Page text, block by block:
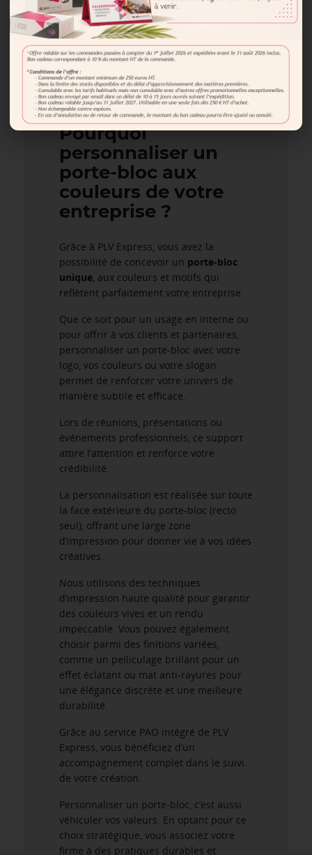
En effet, sa zone spacieuse transforme
ce support pratique en un véritable outil
de communication. Chaque porte-bloc
devient une vitrine mobile de votre
entreprise, permettant de véhiculer votre
message professionnel.
Pourquoi
personnaliser un
porte-bloc aux
couleurs de votre
entreprise ?
Grâce à PLV Express, vous avez la
possibilité de concevoir un porte-bloc
unique, aux couleurs et motifs qui
reflètent parfaitement votre entreprise.
Que ce soit pour un usage en interne ou
pour offrir à vos clients et partenaires,
personnaliser un porte-bloc avec votre
logo, vos couleurs ou votre slogan
permet de renforcer votre univers de
manière subtile et efficace.
Lors de réunions, présentations ou
événements professionnels, ce support
attire l’attention et renforce votre
crédibilité.
La personnalisation est réalisée sur toute
la face extérieure du porte-bloc (recto
seul), offrant une large zone
d’impression pour donner vie à vos idées
créatives.
Nous utilisons des techniques
d’impression haute qualité pour garantir
des couleurs vives et un rendu
impeccable. Vous pouvez également
choisir parmi des finitions variées,
comme un pelliculage brillant pour un
effet éclatant ou mat anti-rayures pour
une élégance discrète et une meilleure
durabilité.
Grâce au service PAO intégré de PLV
Express, vous bénéficiez d’un
accompagnement complet dans le suivi
de votre création.
Personnaliser un porte-bloc, c’est aussi
véhiculer vos valeurs. En optant pour ce
choix stratégique, vous associez votre
firme à des pratiques durables et